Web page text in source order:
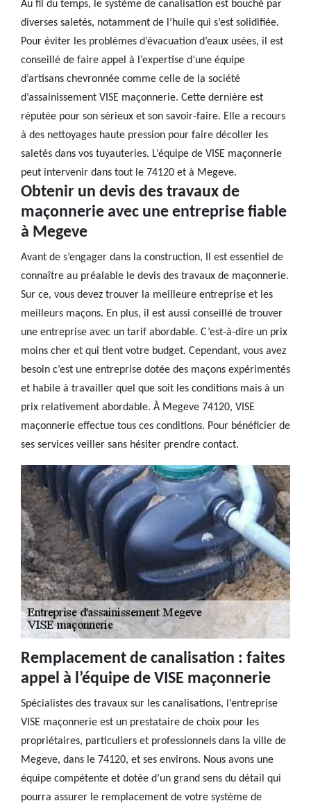
Au fil du temps, le système de canalisation est bouché par
diverses saletés, notamment de l’huile qui s’est solidifiée.
Pour éviter les problèmes d’évacuation d’eaux usées, il est
conseillé de faire appel à l’expertise d’une équipe
d’artisans chevronnée comme celle de la société
d’assainissement VISE maçonnerie. Cette dernière est
réputée pour son sérieux et son savoir-faire. Elle a recours
à des nettoyages haute pression pour faire décoller les
saletés dans vos tuyauteries. L’équipe de VISE maçonnerie
peut intervenir dans tout le 74120 et à Megeve.
Obtenir un devis des travaux de
maçonnerie avec une entreprise fiable
à Megeve
Avant de s’engager dans la construction, Il est essentiel de
connaître au préalable le devis des travaux de maçonnerie.
Sur ce, vous devez trouver la meilleure entreprise et les
meilleurs maçons. En plus, il est aussi conseillé de trouver
une entreprise avec un tarif abordable. C’est-à-dire un prix
moins cher et qui tient votre budget. Cependant, vous avez
besoin c’est une entreprise dotée des maçons expérimentés
et habile à travailler quel que soit les conditions mais à un
prix relativement abordable. À Megeve 74120, VISE
maçonnerie effectue tous ces conditions. Pour bénéficier de
ses services veiller sans hésiter prendre contact.
Remplacement de canalisation : faites
appel à l’équipe de VISE maçonnerie
Spécialistes des travaux sur les canalisations, l’entreprise
VISE maçonnerie est un prestataire de choix pour les
propriétaires, particuliers et professionnels dans la ville de
Megeve, dans le 74120, et ses environs. Nous avons une
équipe compétente et dotée d’un grand sens du détail qui
pourra assurer le remplacement de votre système de